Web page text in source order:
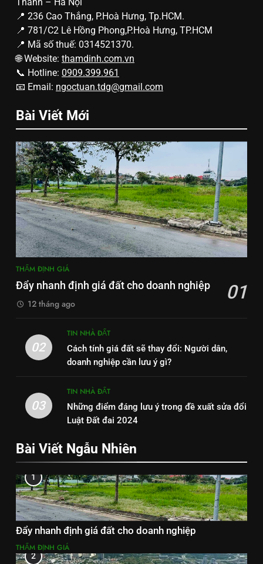
📍 236 Cao Thắng, P.Hoà Hưng, Tp.HCM.
📍 781/C2 Lê Hồng Phong,P.Hoà Hưng, TP.HCM
📍 Mã số thuế: 0314521370.
🌐 Website: thamdinh.com.vn
📞 Hotline: 0909.399.961
📧 Email: ngoctuan.tdg@gmail.com
Bài Viết Mới
THẨM ĐỊNH GIÁ
Đẩy nhanh định giá đất cho doanh nghiệp 01
12 tháng ago
02
TIN NHÀ ĐẤT
Cách tính giá đất sẽ thay đổi: Người dân,
doanh nghiệp cần lưu ý gì?
03
TIN NHÀ ĐẤT
Những điểm đáng lưu ý trong đề xuất sửa đổi
Luật Đất đai 2024
Bài Viết Ngẫu Nhiên
1
Đẩy nhanh định giá đất cho doanh nghiệp
THẨM ĐỊNH GIÁ
2